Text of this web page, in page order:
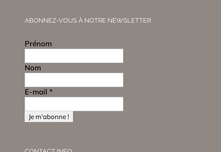
ABONNEZ-VOUS À NOTRE NEWSLETTER
Prénom
Nom
E-mail *